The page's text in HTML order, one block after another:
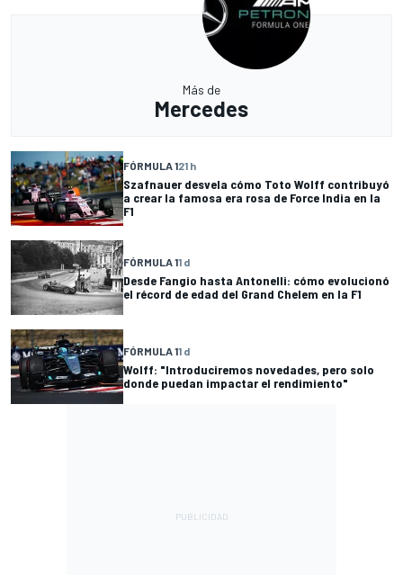
Más de
Mercedes
FÓRMULA 121 h
Szafnauer desvela cómo Toto Wolff contribuyó
a crear la famosa era rosa de Force India en la
F1
FÓRMULA 11 d
Desde Fangio hasta Antonelli: cómo evolucionó
el récord de edad del Grand Chelem en la F1
FÓRMULA 11 d
Wolff: "Introduciremos novedades, pero solo
donde puedan impactar el rendimiento"